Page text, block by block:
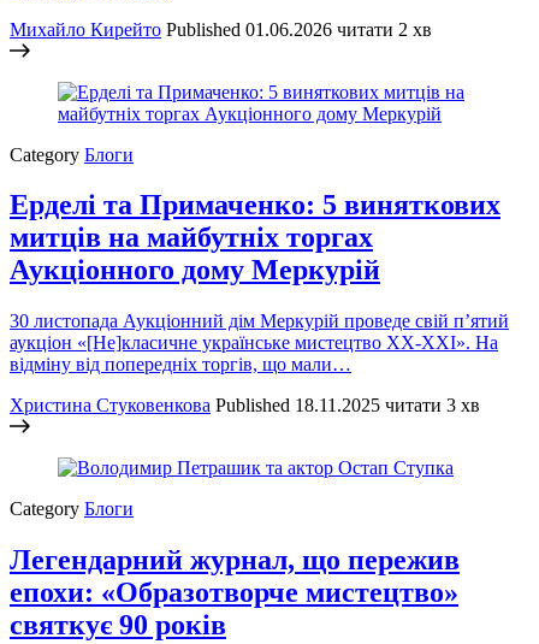
Михайло Кирейто Published 01.06.2026 читати 2 хв
Category Блоги
Ерделі та Примаченко: 5 виняткових
митців на майбутніх торгах
Аукціонного дому Меркурій
30 листопада Аукціонний дім Меркурій проведе свій п’ятий
аукціон «[Не]класичне українське мистецтво ХХ-XXI». На
відміну від попередніх торгів, що мали…
Христина Стуковенкова Published 18.11.2025 читати 3 хв
Category Блоги
Легендарний журнал, що пережив
епохи: «Образотворче мистецтво»
святкує 90 років